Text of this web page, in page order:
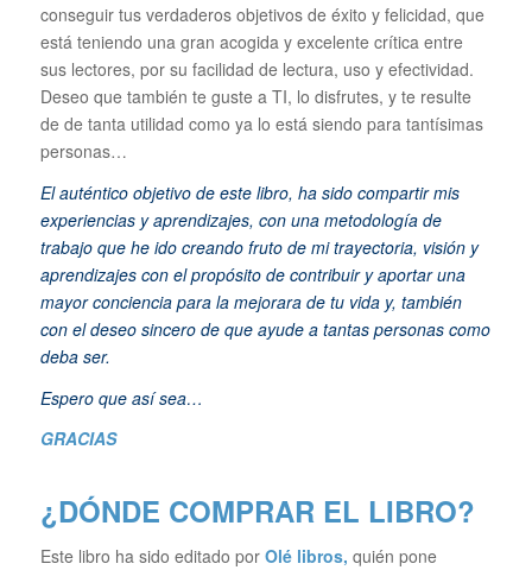
conseguir tus verdaderos objetivos de éxito y felicidad, que
está teniendo una gran acogida y excelente crítica entre
sus lectores, por su facilidad de lectura, uso y efectividad.
Deseo que también te guste a TI, lo disfrutes, y te resulte
de de tanta utilidad como ya lo está siendo para tantísimas
personas…
El auténtico objetivo de este libro, ha sido compartir mis
experiencias y aprendizajes, con una metodología de
trabajo que he ido creando fruto de mi trayectoria, visión y
aprendizajes con el propósito de contribuir y aportar una
mayor conciencia para la mejorara de tu vida y, también
con el deseo sincero de que ayude a tantas personas como
deba ser.
Espero que así sea…
GRACIAS
¿DÓNDE COMPRAR EL LIBRO?
Este libro ha sido editado por Olé libros, quién pone